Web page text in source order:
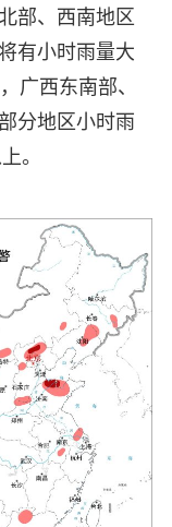
部、西南地区
有小时雨量大
广西东南部、
分地区小时雨
。